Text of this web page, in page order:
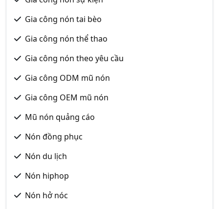
Gia công nón tai bèo
Gia công nón thể thao
Gia công nón theo yêu cầu
Gia công ODM mũ nón
Gia công OEM mũ nón
Mũ nón quảng cáo
Nón đồng phục
Nón du lịch
Nón hiphop
Nón hở nóc